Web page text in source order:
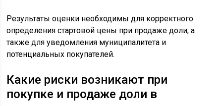
Результаты оценки необходимы для корректного
определения стартовой цены при продаже доли, а
также для уведомления муниципалитета и
потенциальных покупателей.
Какие риски возникают при
покупке и продаже доли в